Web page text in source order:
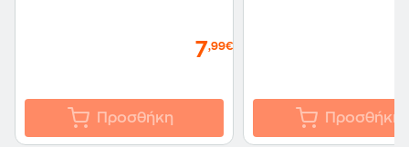
7,99€
Προσθήκη Προσθήκη